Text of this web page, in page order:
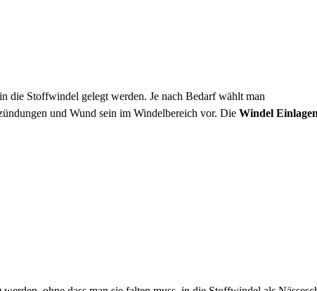
die Stoffwindel gelegt werden. Je nach Bedarf wählt man
und Wund sein im Windelbereich vor. Die Windel